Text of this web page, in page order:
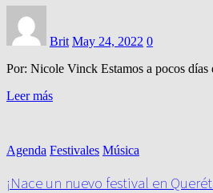
Brit May 24, 2022 0
Por: Nicole Vinck Estamos a pocos
Leer más
Agenda Festivales Música
¡Nace un nuevo festival en